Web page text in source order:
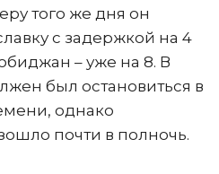
того же дня он
с задержкой на 4
– уже на 8. В
был остановиться в
однако
почти в полночь.